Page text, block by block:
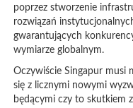
poprzez stworzenie
rozwiązań
gwarantujących
wymiarze globalnym.
Oczywiście Singapur musi
się z licznymi nowymi
będącymi czy to skutkiem